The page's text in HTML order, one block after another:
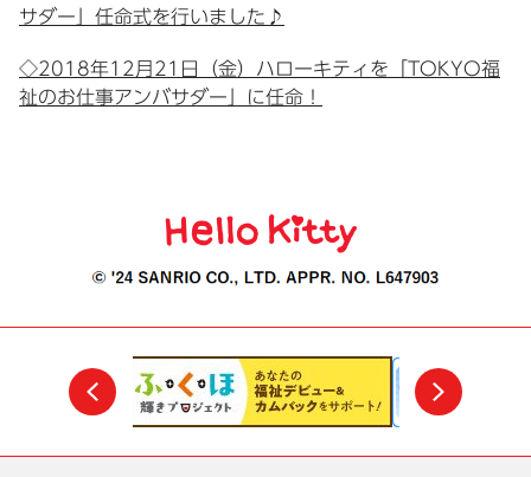
サダー」任命式を行いました♪
◇2018年12月21日（金）ハローキティを「TOKYO福
祉のお仕事アンバサダー」に任命！
前